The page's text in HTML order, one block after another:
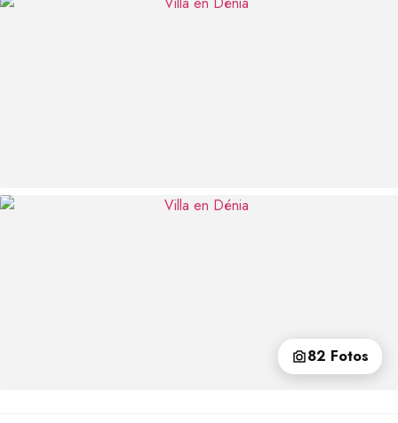
82 Fotos